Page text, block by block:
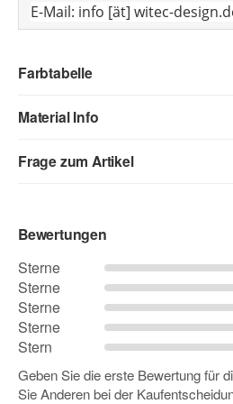
E-Mail: info [ät] witec-
Farbtabelle
06 - orange 07 - hellrot
10 - pink
Material Info
Frage zum Artikel
Vorname
Nachname
Firma
Bewertungen
Sterne
Sterne
Sterne
Sterne
Stern
Geben Sie die erste Bewertung für
Sie Anderen bei der